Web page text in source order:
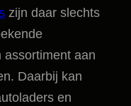
zijn daar slechts
assortiment aan
Daarbij kan
en